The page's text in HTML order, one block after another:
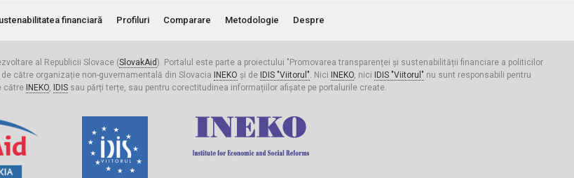
financiară Profiluri Comparare Metodologie Despre
al Republicii Slovace (SlovakAid ). Portalul este parte a proiectului "Promovarea transparenței și sustenabilității financiare a politicilor
către organizație non-guvernamentală din Slovacia
INEKO și de IDIS "Viitorul". Nici INEKO, nici IDIS "Viitorul" nu sunt responsabili pentru
către INEKO, IDISsau părți terțe, sau pentru corectitudinea informațiilor afișate pe portalurile create.